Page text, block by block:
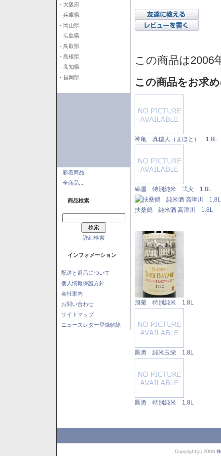
- 大阪府
- 兵庫県
- 岡山県
- 広島県
- 鳥取県
- 島根県
- 高知県
- 福岡県
新着商品...
全商品...
商品検索
詳細検索
インフォメーション
配送と返品について
個人情報保護方針
会社案内
お問い合わせ
サイトマップ
ニュースレター登録解除
この商品は2006
この商品をお求
神亀 真穂人（まほと） 1.8L
綿屋 特別純米 弐火 1.8L
扶桑鶴 純米酒 高津川 1.8L
旭菊 特別純米 1.8L
鷹勇 純米玉栄 1.8L
鷹勇 特別純米 1.8L
Copyright(c) 2008